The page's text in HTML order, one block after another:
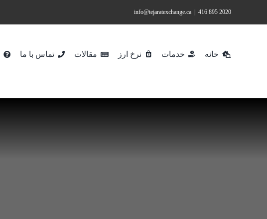
2020 895 416
info@tejaratexchange.ca
خانه خدمات نرخ ارز مقالات تماس با ما